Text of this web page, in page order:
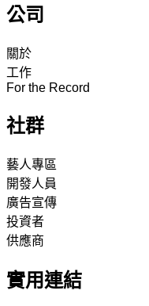
公司
關於
工作
For the Record
社群
藝人專區
開發人員
廣告宣傳
投資者
供應商
實用連結